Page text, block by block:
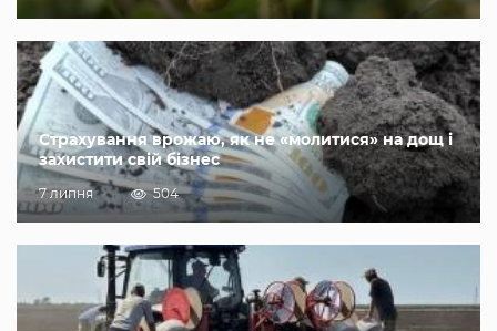
Страхування врожаю, як не «молитися» на дощ і
захистити свій бізнес
7 липня 504